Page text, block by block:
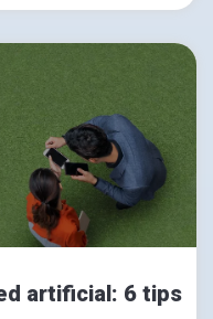
artificial: 6 tips